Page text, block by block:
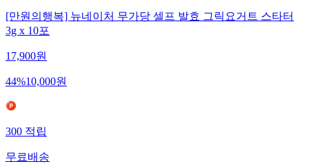
[만원의행복] 뉴네이처 무가당 셀프 발효 그릭요거트 스타터
3g x 10포
17,900원
44%10,000원
300적립
무료배송